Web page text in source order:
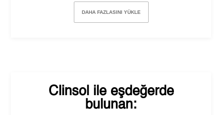
DAHA FAZLASINI YÜKLE
Clinsol ile eşdeğerde
bulunan: